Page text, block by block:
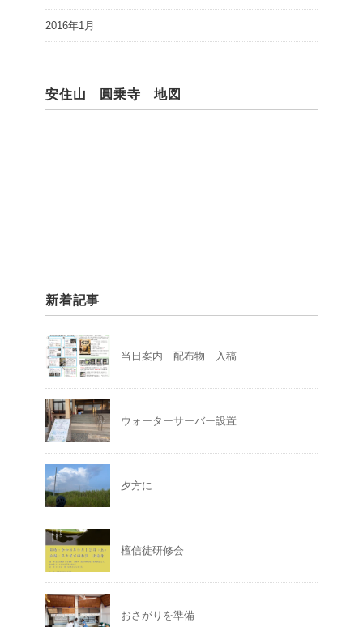
2016年1月
安住山 圓乗寺 地図
新着記事
当日案内 配布物 入稿
ウォーターサーバー設置
夕方に
檀信徒研修会
おさがりを準備